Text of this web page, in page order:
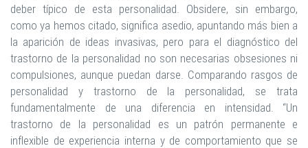
deber típico de esta personalidad. Obsidere, sin embargo,
como ya hemos citado, significa asedio, apuntando más bien a
la aparición de ideas invasivas, pero para el diagnóstico del
trastorno de la personalidad no son necesarias obsesiones ni
compulsiones, aunque puedan darse. Comparando rasgos de
personalidad y trastorno de la personalidad, se trata
fundamentalmente de una diferencia en intensidad. “Un
trastorno de la personalidad es un patrón permanente e
inflexible de experiencia interna y de comportamiento que se